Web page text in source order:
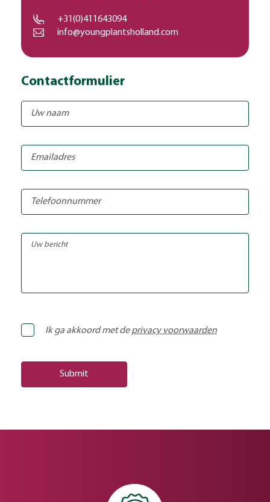
Contactformulier
Ik ga akkoord met deprivacy voorwaarden
+31(0)411643094
info@youngplantsholland.com